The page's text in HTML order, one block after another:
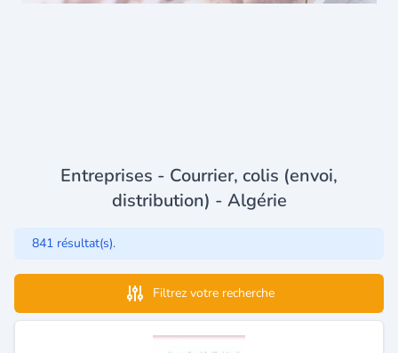
Entreprises - Courrier, colis (envoi,
distribution) - Algérie
841 résultat(s).
Filtrez votre recherche